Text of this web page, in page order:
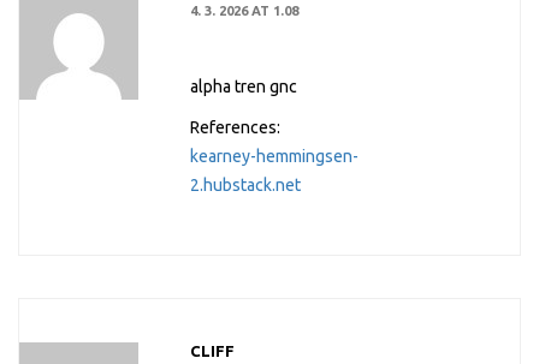
4. 3. 2026 AT 1.08
alpha tren gnc
References:
kearney-hemmingsen-
2.hubstack.net
CLIFF